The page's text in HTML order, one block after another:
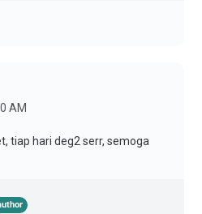
AM
tiap hari deg2 serr, semoga